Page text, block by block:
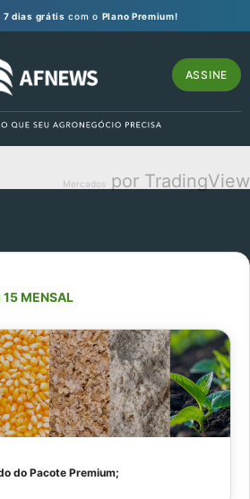
7 dias grátis com o Plano Premium!
ASSINE
Mercados por TradingView
15 MENSAL
do Pacote Premium;